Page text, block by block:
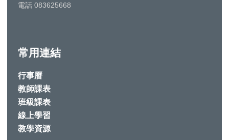
電話 083625668
常用連結
行事曆
教師課表
班級課表
線上學習
教學資源